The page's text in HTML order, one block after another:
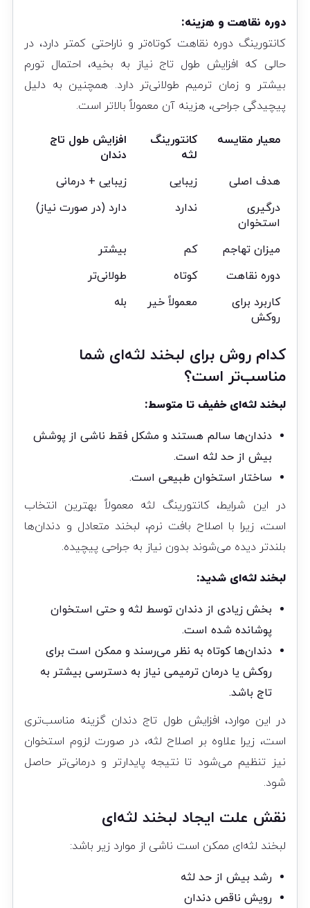
دوره نقاهت و هزینه:
کانتورینگ دوره نقاهت کوتاه‌تر و ناراحتی کمتر دارد، در
حالی که افزایش طول تاج نیاز به بخیه، احتمال تورم
بیشتر و زمان ترمیم طولانی‌تر دارد. همچنین به دلیل
پیچیدگی جراحی، هزینه آن معمولاً بالاتر است.
معیار مقایسه
کانتورینگ
لثه
افزایش طول تاج
دندان
هدف اصلی
زیبایی
زیبایی + درمانی
درگیری
استخوان
ندارد دارد (در صورت نیاز)
میزان تهاجم کم
بیشتر
دوره نقاهت
کوتاه
طولانی‌تر
کاربرد برای
روکش
معمولاً خیر بله
کدام روش برای لبخند لثه‌ای شما
مناسب‌تر است؟
لبخند لثه‌ای خفیف تا متوسط:
دندان‌ها سالم هستند و مشکل فقط ناشی از پوشش
بیش از حد لثه است.
ساختار استخوان طبیعی است.
در این شرایط، کانتورینگ لثه معمولاً بهترین انتخاب
است، زیرا با اصلاح بافت نرم، لبخند متعادل و دندان‌ها
بلندتر دیده می‌شوند بدون نیاز به جراحی پیچیده.
لبخند لثه‌ای شدید:
بخش زیادی از دندان توسط لثه و حتی استخوان
پوشانده شده است.
دندان‌ها کوتاه به نظر می‌رسند و ممکن است برای
روکش یا درمان ترمیمی نیاز به دسترسی بیشتر به
تاج باشد.
در این موارد، افزایش طول تاج دندان گزینه مناسب‌تری
است، زیرا علاوه بر اصلاح لثه، در صورت لزوم استخوان
نیز تنظیم می‌شود تا نتیجه پایدارتر و درمانی‌تر حاصل
شود.
نقش علت ایجاد لبخند لثه‌ای
لبخند لثه‌ای ممکن است ناشی از موارد زیر باشد:
رشد بیش از حد لثه
رویش ناقص دندان